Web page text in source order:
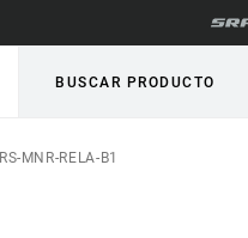
BUSCAR PRODUCTO
RS-MNR-RELA-B1